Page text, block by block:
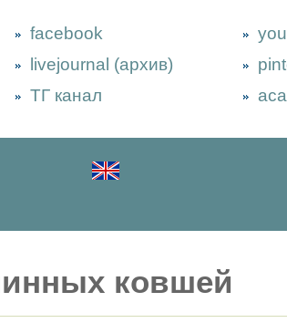
facebook
livejournal (архив)
ТГ канал
ковшей